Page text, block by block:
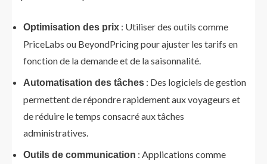
Optimisation des prix : Utiliser des outils comme
PriceLabs ou BeyondPricing pour ajuster les tarifs en
fonction de la demande et de la saisonnalité.
Automatisation des tâches : Des logiciels de gestion
permettent de répondre rapidement aux voyageurs et
de réduire le temps consacré aux tâches
administratives.
Outils de communication : Applications comme